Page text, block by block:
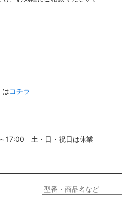
はコチラ
17:00 土・日・祝日は休業